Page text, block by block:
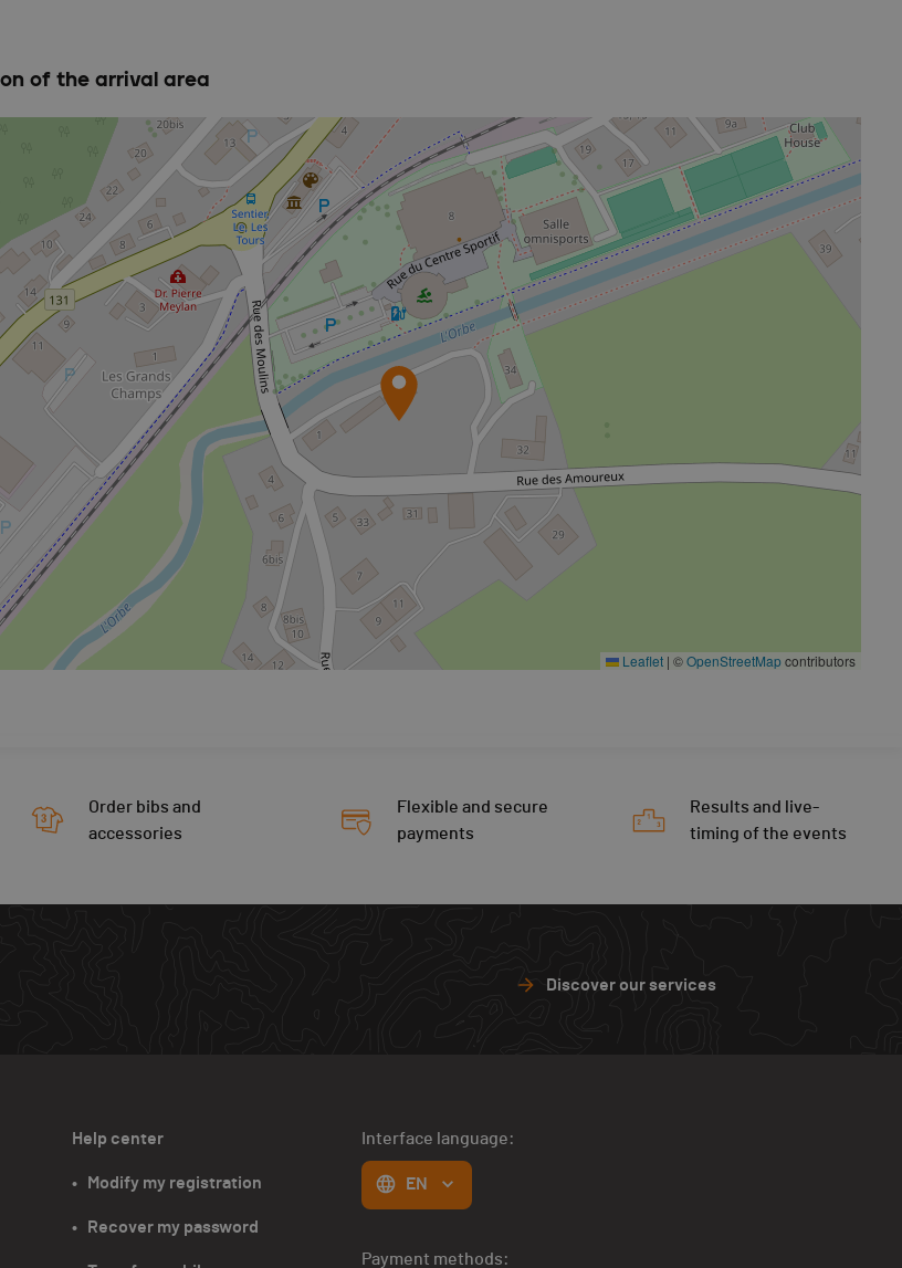
of the arrival area
Leaflet | ©OpenStreetMapcontributors
Order bibs and
accessories
Flexible and secure
payments
Results and live-
timing of the events
Discover our services
Help center
•   Modify my registration
•   Recover my password
Interface language:
EN
Payment methods: